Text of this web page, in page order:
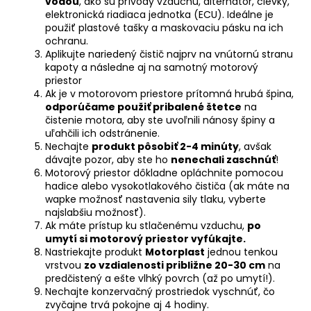
elektronická riadiaca jednotka (ECU). Ideálne je
použiť plastové tašky a maskovaciu pásku na ich
ochranu.
Aplikujte nariedený čistič najprv na vnútornú stranu
kapoty a následne aj na samotný motorový
priestor
Ak je v motorovom priestore prítomná hrubá špina,
odporúčame použiť pribalené štetce na
čistenie motora, aby ste uvoľnili nánosy špiny a
uľahčili ich odstránenie.
Nechajte produkt pôsobiť 2-4 minúty, avšak
dávajte pozor, aby ste ho nenechali zaschnúť!
Motorový priestor dôkladne opláchnite pomocou
hadice alebo vysokotlakového čističa (ak máte na
wapke možnosť nastavenia sily tlaku, vyberte
najslabšiu možnosť).
Ak máte prístup ku stlačenému vzduchu, po
umytí si motorový priestor vyfúkajte.
Nastriekajte produkt Motorplast jednou tenkou
vrstvou zo vzdialenosti približne 20-30 cm na
predčistený a ešte vlhký povrch (až po umytí!).
Nechajte konzervačný prostriedok vyschnúť, čo
zvyčajne trvá pokojne aj 4 hodiny.